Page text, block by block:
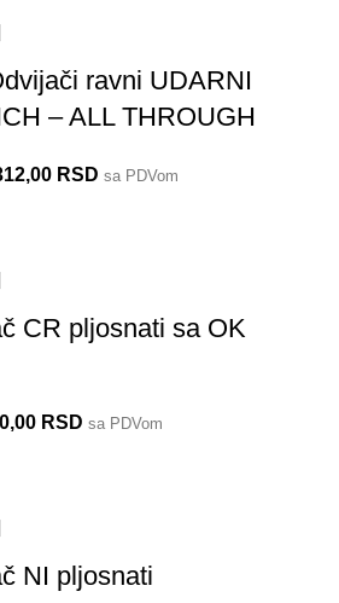
ravni UDARNI
– ALL THROUGH
RSD sa PDVom
CR pljosnati sa OK
RSD sa PDVom
NI pljosnati